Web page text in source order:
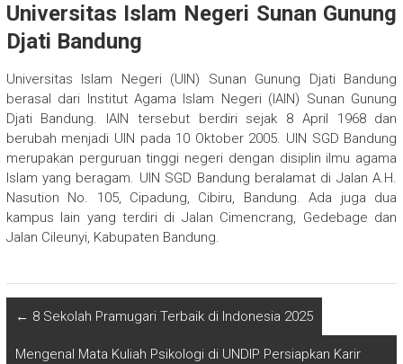
Universitas Islam Negeri Sunan Gunung
Djati Bandung
Universitas Islam Negeri (UIN) Sunan Gunung Djati Bandung
berasal dari Institut Agama Islam Negeri (IAIN) Sunan Gunung
Djati Bandung. IAIN tersebut berdiri sejak 8 April 1968 dan
berubah menjadi UIN pada 10 Oktober 2005. UIN SGD Bandung
merupakan perguruan tinggi negeri dengan disiplin ilmu agama
Islam yang beragam. UIN SGD Bandung beralamat di Jalan A.H.
Nasution No. 105, Cipadung, Cibiru, Bandung. Ada juga dua
kampus lain yang terdiri di Jalan Cimencrang, Gedebage dan
Jalan Cileunyi, Kabupaten Bandung.
← 8 Sekolah Pramugari Terbaik di Indonesia 2025
Mengenal Mata Kuliah Psikologi di UNDIP Persiapkan Karir